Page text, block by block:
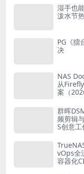
湿手也
泼水节
PG《擂
决
NAS
从
案（
群晖
频剪辑
S创意
vOps全
容器化